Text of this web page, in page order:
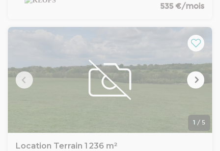
Terrain/parkings
Aéroport Aéroport de Toulouse-Blagnac (France)
Bus Toulouse - Colombette (Ligne 356, Ligne 383, Ligne 386),
SNCF Toulouse-Matabiau (Gare SNCF)
Métro Marengo-SNCF (Ligne A)
535 €/mois
1 / 5
Location Terrain 1 236 m²